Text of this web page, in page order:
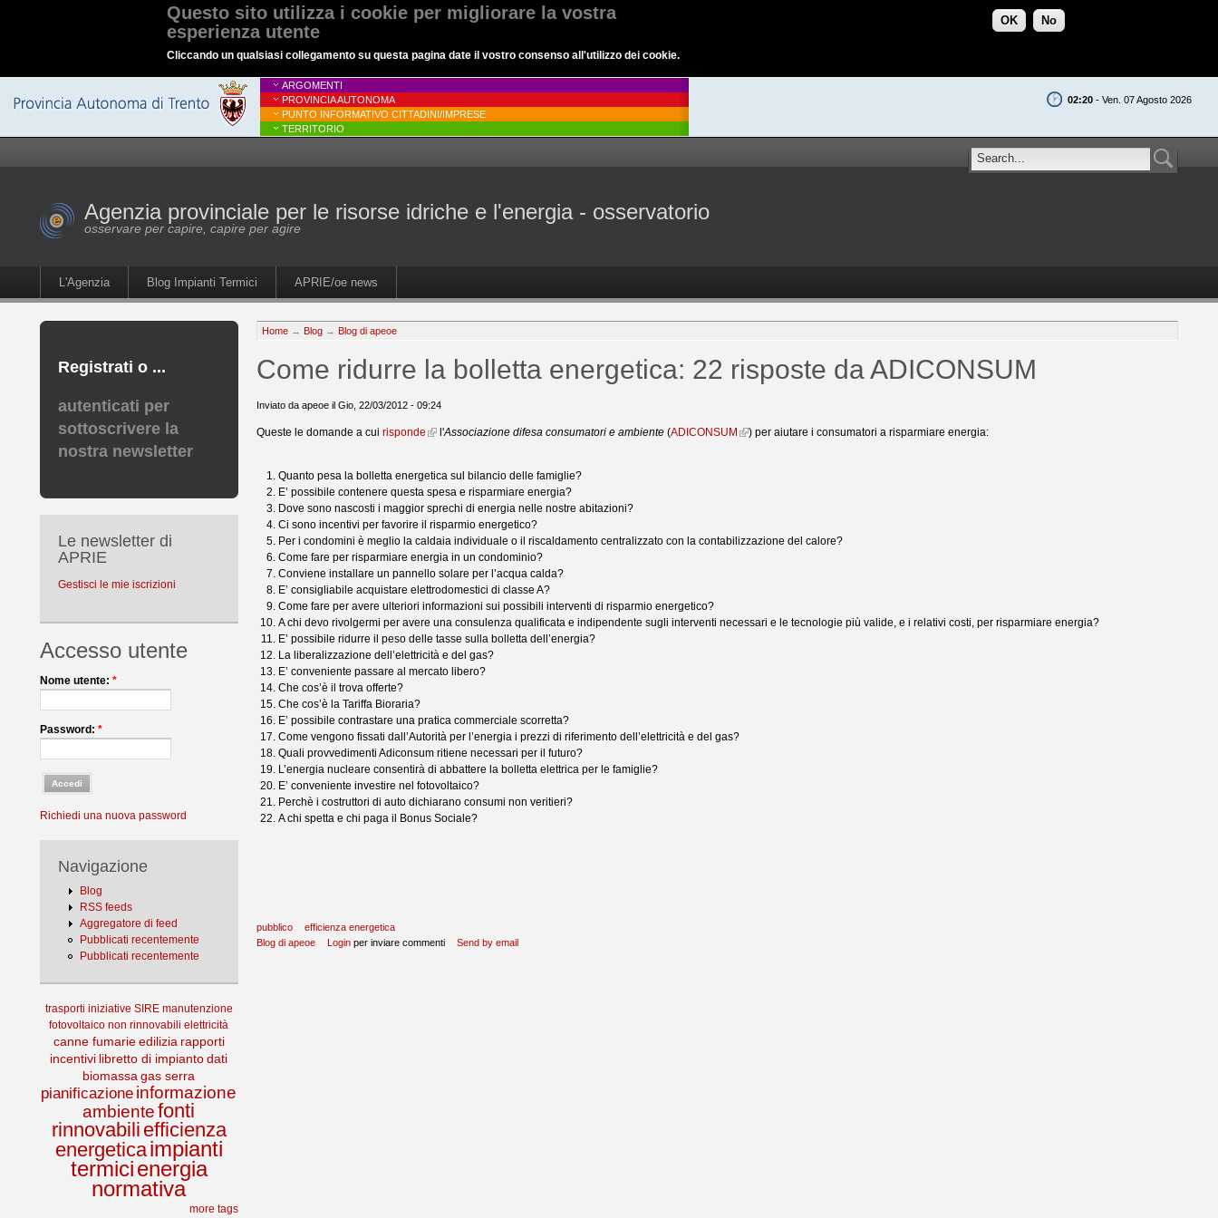
Questo sito utilizza i cookie per migliorare la vostra
esperienza utente
Cliccando un qualsiasi collegamento su questa pagina date il vostro consenso all'utilizzo dei cookie.
OK No
02:20 - Ven. 07 Agosto 2026
ARGOMENTI
PROVINCIA AUTONOMA
PUNTO INFORMATIVO CITTADINI/IMPRESE
TERRITORIO
Agenzia provinciale per le risorse idriche e l'energia - osservatorio
osservare per capire, capire per agire
L'Agenzia Blog Impianti Termici APRIE/oe news
Registrati o ...
autenticati per
sottoscrivere la
nostra newsletter
Le newsletter di
APRIE
Gestisci le mie iscrizioni
Accesso utente
Nome utente: *
Password: *
Richiedi una nuova password
Navigazione
Blog
RSS feeds
Aggregatore di feed
Pubblicati recentemente
Pubblicati recentemente
trasporti iniziative SIRE manutenzione
fotovoltaico non rinnovabili elettricità
canne fumarie edilizia rapporti
incentivi libretto di impianto dati
biomassa gas serra
pianificazione informazione
ambiente fonti
rinnovabili efficienza
energeticaimpianti
termicienergia
normativa
more tags
Home→ Blog→ Blog di apeoe
Come ridurre la bolletta energetica: 22 risposte da ADICONSUM
Inviato da apeoe il Gio, 22/03/2012 - 09:24
Queste le domande a cui risponde l'Associazione difesa consumatori e ambiente (ADICONSUM ) per aiutare i consumatori a risparmiare energia:
Quanto pesa la bolletta energetica sul bilancio delle famiglie?
E’ possibile contenere questa spesa e risparmiare energia?
Dove sono nascosti i maggior sprechi di energia nelle nostre abitazioni?
Ci sono incentivi per favorire il risparmio energetico?
Per i condomini è meglio la caldaia individuale o il riscaldamento centralizzato con la contabilizzazione del calore?
Come fare per risparmiare energia in un condominio?
Conviene installare un pannello solare per l’acqua calda?
E’ consigliabile acquistare elettrodomestici di classe A?
Come fare per avere ulteriori informazioni sui possibili interventi di risparmio energetico?
A chi devo rivolgermi per avere una consulenza qualificata e indipendente sugli interventi necessari e le tecnologie più valide, e i relativi costi, per risparmiare energia?
E’ possibile ridurre il peso delle tasse sulla bolletta dell’energia?
La liberalizzazione dell’elettricità e del gas?
E’ conveniente passare al mercato libero?
Che cos’è il trova offerte?
Che cos’è la Tariffa Bioraria?
E’ possibile contrastare una pratica commerciale scorretta?
Come vengono fissati dall’Autorità per l’energia i prezzi di riferimento dell’elettricità e del gas?
Quali provvedimenti Adiconsum ritiene necessari per il futuro?
L’energia nucleare consentirà di abbattere la bolletta elettrica per le famiglie?
E’ conveniente investire nel fotovoltaico?
Perchè i costruttori di auto dichiarano consumi non veritieri?
A chi spetta e chi paga il Bonus Sociale?
pubblico
efficienza energetica
Blog di apeoe
Loginper inviare commenti Send by email